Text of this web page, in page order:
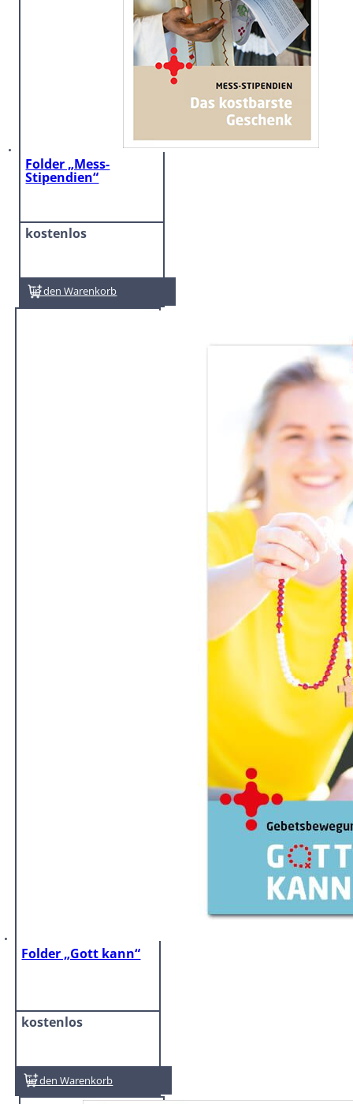
Folder „Mess-
Stipendien“
kostenlos
In den Warenkorb
Folder „Gott kann“
kostenlos
In den Warenkorb